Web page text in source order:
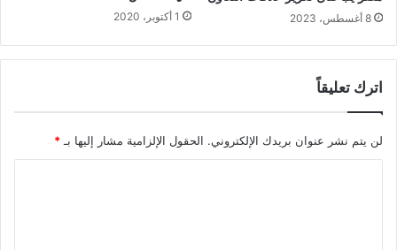
8 أغسطس، 2023 1 أكتوبر، 2020
اترك تعليقاً
لن يتم نشر عنوان بريدك الإلكتروني. الحقول الإلزامية مشار إليها بـ *